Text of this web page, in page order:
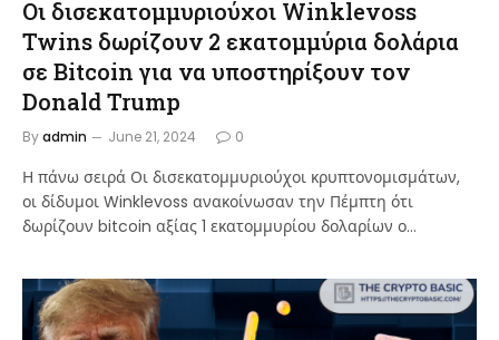
Οι δισεκατομμυριούχοι Winklevoss
Twins δωρίζουν 2 εκατομμύρια δολάρια
σε Bitcoin για να υποστηρίξουν τον
Donald Trump
Byadmin June 21, 2024 0
Η πάνω σειρά Οι δισεκατομμυριούχοι κρυπτονομισμάτων,
οι δίδυμοι Winklevoss ανακοίνωσαν την Πέμπτη ότι
δωρίζουν bitcoin αξίας 1 εκατομμυρίου δολαρίων ο…